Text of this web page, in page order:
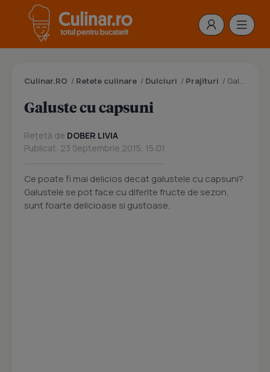
Culinar.RO / Retete culinare / Dulciuri / Prajituri / Galuste cu capsuni
Galuste cu capsuni
Rețetă de DOBER LIVIA
Publicat: 23 Septembrie 2015, 15:01
Ce poate fi mai delicios decat galustele cu capsuni?
Galustele se pot face cu diferite fructe de sezon,
sunt foarte delicioase si gustoase.